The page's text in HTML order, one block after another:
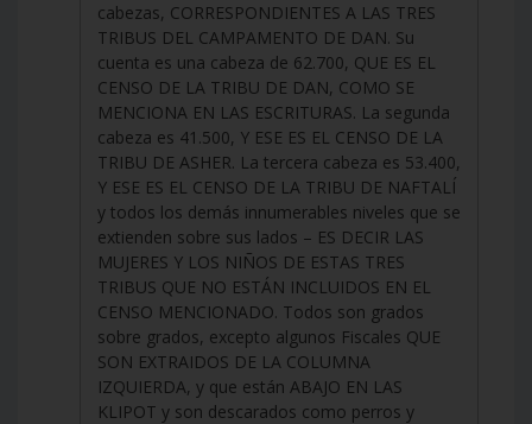
cabezas, CORRESPONDIENTES A LAS TRES
TRIBUS DEL CAMPAMENTO DE DAN. Su
cuenta es una cabeza de 62.700, QUE ES EL
CENSO DE LA TRIBU DE DAN, COMO SE
MENCIONA EN LAS ESCRITURAS. La segunda
cabeza es 41.500, Y ESE ES EL CENSO DE LA
TRIBU DE ASHER. La tercera cabeza es 53.400,
Y ESE ES EL CENSO DE LA TRIBU DE NAFTALÍ
y todos los demás innumerables niveles que se
extienden sobre sus lados – ES DECIR LAS
MUJERES Y LOS NIÑOS DE ESTAS TRES
TRIBUS QUE NO ESTÁN INCLUIDOS EN EL
CENSO MENCIONADO. Todos son grados
sobre grados, excepto algunos Fiscales QUE
SON EXTRAIDOS DE LA COLUMNA
IZQUIERDA, y que están ABAJO EN LAS
KLIPOT y son descarados como perros y